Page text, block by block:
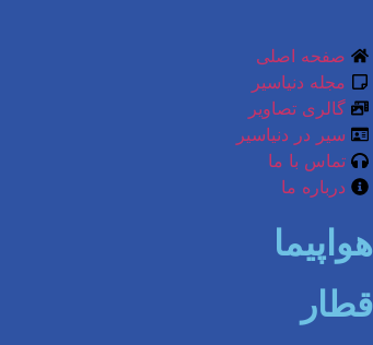
صفحه اصلی
مجله دنیاسیر
گالری تصاویر
سیر در دنیاسیر
تماس با ما
درباره ما
هواپیما
قطار